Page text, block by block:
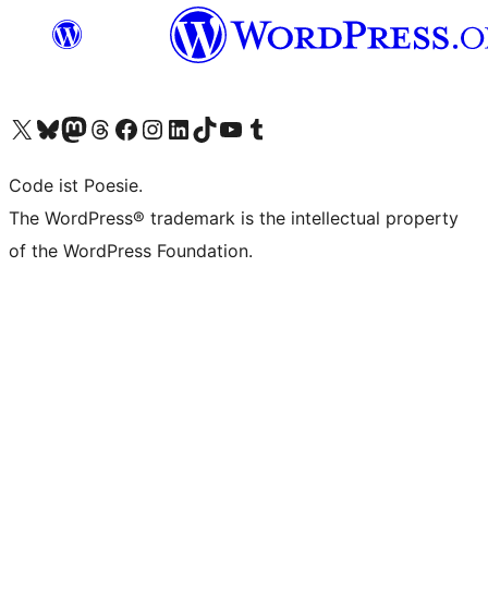
Das X-Konto (früher Twitter) von WordPress.org besuchen
Das Bluesky-Konto von WordPress.org besuchen
Das Mastodon-Konto von WordPress.org besuchen
Das Threads-Konto von WordPress.org besuchen
Die Facebook-Seite von WordPress.org besuchen
Das Instagram-Konto von WordPress.org besuchen
Das LinkedIn-Konto von WordPress.org besuchen
Das TikTok-Konto von WordPress.org besuchen
Den YouTube-Kanal von WordPress.org besuchen
Das Tumblr-Konto von WordPress.org besuchen
Code ist Poesie.
The WordPress® trademark is the intellectual property
of the WordPress Foundation.